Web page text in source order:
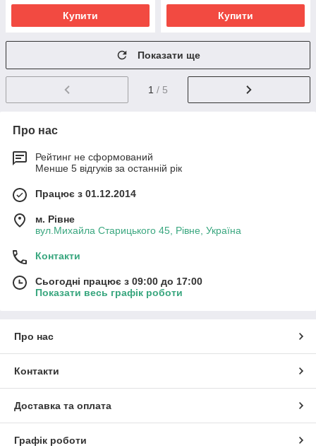
Купити Купити
Показати ще
1 / 5
Про нас
Рейтинг не сформований
Менше 5 відгуків за останній рік
Працює з 01.12.2014
м. Рівне
вул.Михайла Старицького 45, Рівне, Україна
Контакти
Сьогодні працює з 09:00 до 17:00
Показати весь графік роботи
Про нас
Контакти
Доставка та оплата
Графік роботи